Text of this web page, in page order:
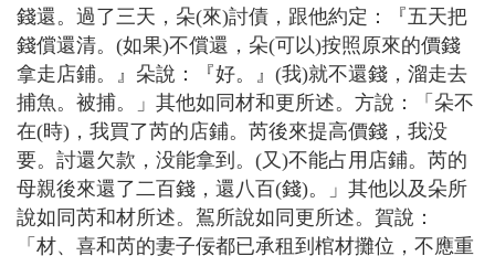
錢還。過了三天，朵(來)討債，跟他約定：『五天把
錢償還清。(如果)不償還，朵(可以)按照原來的價錢
拿走店鋪。』朵說：『好。』(我)就不還錢，溜走去
捕魚。被捕。」其他如同材和更所述。方說：「朵不
在(時)，我買了芮的店鋪。芮後來提高價錢，我没
要。討還欠款，没能拿到。(又)不能占用店鋪。芮的
母親後來還了二百錢，還八百(錢)。」其他以及朵所
說如同芮和材所述。鴐所說如同更所述。賀說：
「材、喜和芮的妻子佞都已承租到棺材攤位，不應重